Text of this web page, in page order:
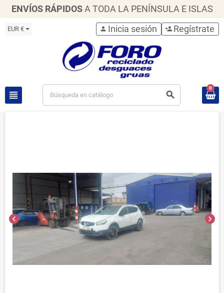
ENVÍOS RÁPIDOS A TODA LA PENÍNSULA E ISLAS
EUR €
view_headline search
person Inicia sesión person_add Regístrate
0
chevron_left chevron_right